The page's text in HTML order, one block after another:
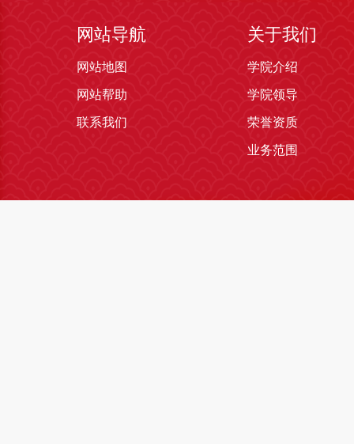
网站导航
网站地图
网站帮助
联系我们
关于我们
学院介绍
学院领导
荣誉资质
业务范围